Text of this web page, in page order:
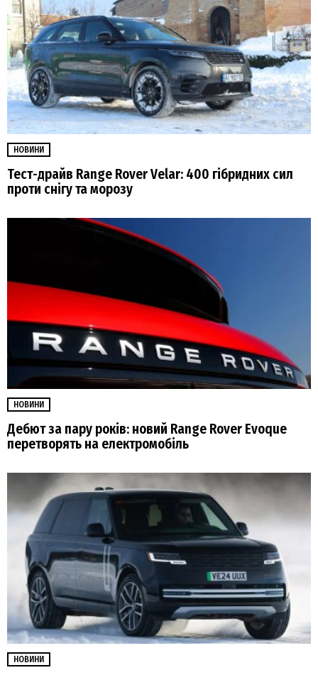
НОВИНИ
Тест-драйв Range Rover Velar: 400 гібридних сил
проти снігу та морозу
НОВИНИ
Дебют за пару років: новий Range Rover Evoque
перетворять на електромобіль
НОВИНИ